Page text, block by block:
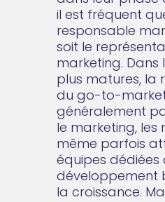
il est fréquent
responsable
soit le
marketing. Dans
plus matures, la
du go-to-
généralement
le marketing, les
même parfois
équipes dédiées
développement
la croissance.